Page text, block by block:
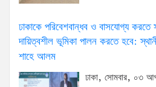
ঢাকাকে পরিবেশবান্ধব ও বাসযোগ্য করতে
দায়িত্বশীল ভূমিকা পালন করতে হবে:
শাহে আলম
ঢাকা, সোমবার, ০৩